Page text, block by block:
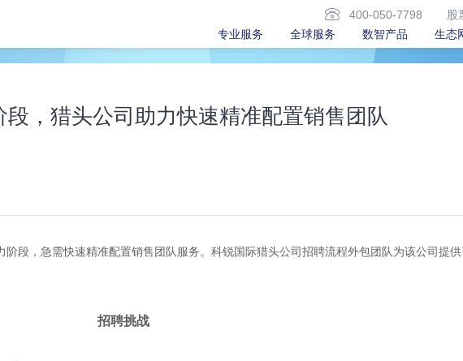
400-050-7798 股
专业服务
全球服务 数智产品 生态
，猎头公司助力快速精准配置销售团队
段，急需快速精准配置销售团队服务。科锐国际猎头公司招聘流程外包团队为该公司提
招聘挑战